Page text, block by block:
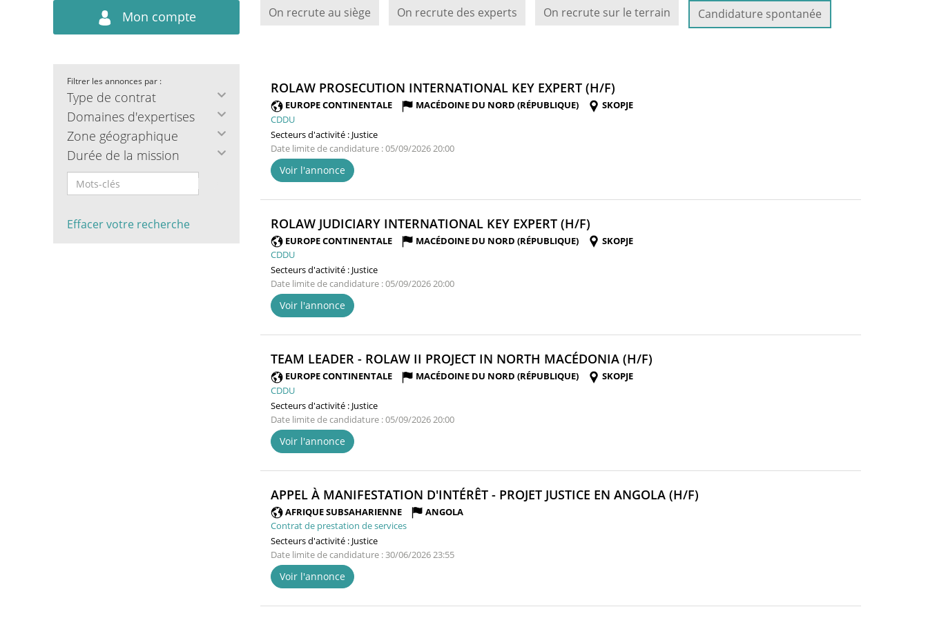
Mon compte On recrute au siège On recrute des experts On recrute sur le terrain Candidature spontanée
Filtrer les annonces par :
Type de contrat
Domaines d'expertises
Zone géographique
Durée de la mission
Effacer votre recherche
ROLAW PROSECUTION INTERNATIONAL KEY EXPERT (H/F)
FENÊTRE)
EUROPE CONTINENTALE MACÉDOINE DU NORD (RÉPUBLIQUE)
SKOPJE
CDDU
Secteurs d'activité : Justice
Date limite de candidature : 05/09/2026 20:00
Voir l'annonce
ROLAW JUDICIARY INTERNATIONAL KEY EXPERT (H/F)
FENÊTRE)
EUROPE CONTINENTALE MACÉDOINE DU NORD (RÉPUBLIQUE)
SKOPJE
CDDU
Secteurs d'activité : Justice
Date limite de candidature : 05/09/2026 20:00
Voir l'annonce
TEAM LEADER - ROLAW II PROJECT IN NORTH MACÉDONIA (H/F)
EUROPE CONTINENTALE MACÉDOINE DU NORD (RÉPUBLIQUE)
SKOPJE
CDDU
Secteurs d'activité : Justice
Date limite de candidature : 05/09/2026 20:00
Voir l'annonce
APPEL À MANIFESTATION D'INTÉRÊT - PROJET JUSTICE EN ANGOLA (H/F)
AFRIQUE SUBSAHARIENNE
ANGOLA
Contrat de prestation de services
Secteurs d'activité : Justice
Date limite de candidature : 30/06/2026 23:55
Voir l'annonce